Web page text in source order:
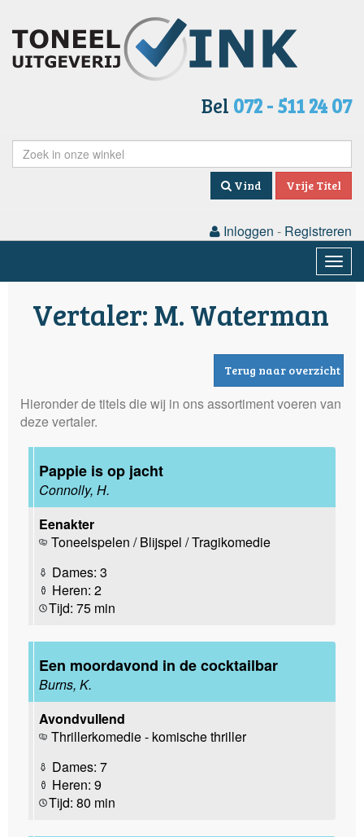
Bel 072 - 511 24 07
Vind Vrije Titel
Inloggen - Registreren
Vertaler: M. Waterman
Terug naar overzicht
Hieronder de titels die wij in ons assortiment voeren van
deze vertaler.
Pappie is op jacht
Connolly, H.
Eenakter
Toneelspelen / Blijspel / Tragikomedie
Dames: 3
Heren: 2
Tijd: 75 min
Een moordavond in de cocktailbar
Burns, K.
Avondvullend
Thrillerkomedie - komische thriller
Dames: 7
Heren: 9
Tijd: 80 min